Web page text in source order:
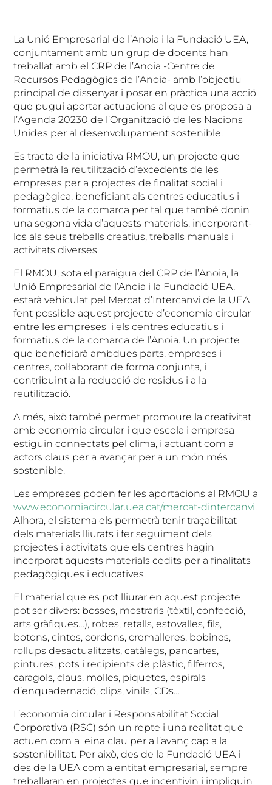
La Unió Empresarial de l’Anoia i la Fundació UEA,
conjuntament amb un grup de docents han
treballat amb el CRP de l’Anoia -Centre de
Recursos Pedagògics de l’Anoia- amb l’objectiu
principal de dissenyar i posar en pràctica una acció
que pugui aportar actuacions al que es proposa a
l’Agenda 20230 de l’Organització de les Nacions
Unides per al desenvolupament sostenible.
Es tracta de la iniciativa RMOU, un projecte que
permetrà la reutilització d’excedents de les
empreses per a projectes de finalitat social i
pedagògica, beneficiant als centres educatius i
formatius de la comarca per tal que també donin
una segona vida d’aquests materials, incorporant-
los als seus treballs creatius, treballs manuals i
activitats diverses.
El RMOU, sota el paraigua del CRP de l’Anoia, la
Unió Empresarial de l’Anoia i la Fundació UEA,
estarà vehiculat pel Mercat d’Intercanvi de la UEA
fent possible aquest projecte d’economia circular
entre les empreses i els centres educatius i
formatius de la comarca de l’Anoia. Un projecte
que beneficiarà ambdues parts, empreses i
centres, col·laborant de forma conjunta, i
contribuint a la reducció de residus i a la
reutilització.
A més, això també permet promoure la creativitat
amb economia circular i que escola i empresa
estiguin connectats pel clima, i actuant com a
actors claus per a avançar per a un món més
sostenible.
Les empreses poden fer les aportacions al RMOU a
www.economiacircular.uea.cat/mercat-dintercanvi.
Alhora, el sistema els permetrà tenir traçabilitat
dels materials lliurats i fer seguiment dels
projectes i activitats que els centres hagin
incorporat aquests materials cedits per a finalitats
pedagògiques i educatives.
El material que es pot lliurar en aquest projecte
pot ser divers: bosses, mostraris (tèxtil, confecció,
arts gràfiques…), robes, retalls, estovalles, fils,
botons, cintes, cordons, cremalleres, bobines,
rollups desactualitzats, catàlegs, pancartes,
pintures, pots i recipients de plàstic, filferros,
caragols, claus, molles, piquetes, espirals
d’enquadernació, clips, vinils, CDs…
L’economia circular i Responsabilitat Social
Corporativa (RSC) són un repte i una realitat que
actuen com a eina clau per a l’avanç cap a la
sostenibilitat. Per això, des de la Fundació UEA i
des de la UEA com a entitat empresarial, sempre
treballaran en projectes que incentivin i impliquin